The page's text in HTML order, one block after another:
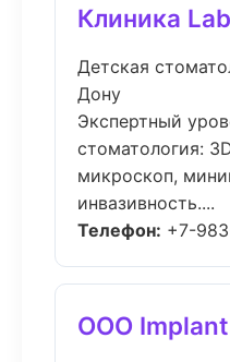
Клиника
Детская
Дону
Экспертный
стоматология:
микроскоп,
инвазивность....
Телефон: +7-
ООО